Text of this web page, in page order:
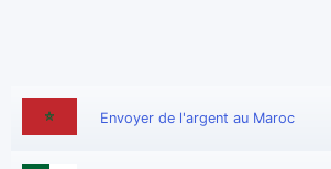
Envoyer de l'argent au Maroc